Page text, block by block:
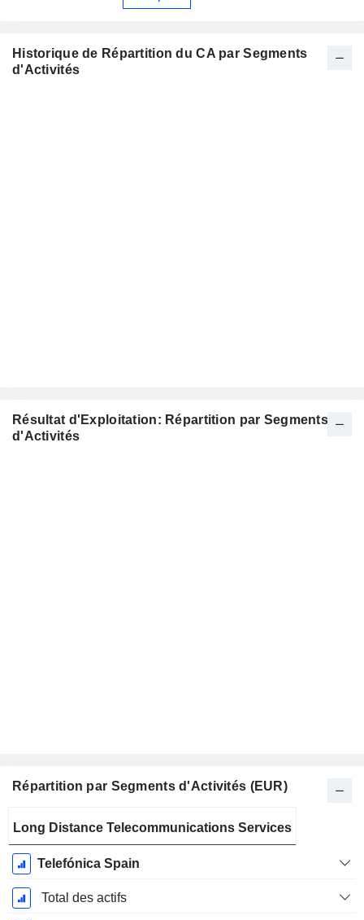
Historique de Répartition du CA par Segments
d'Activités
Résultat d'Exploitation: Répartition par Segments
d'Activités
Répartition par Segments d'Activités (EUR)
Fiscale:
Décembre
Long Distance Telecommunications Services
Telefónica Spain
Total des actifs